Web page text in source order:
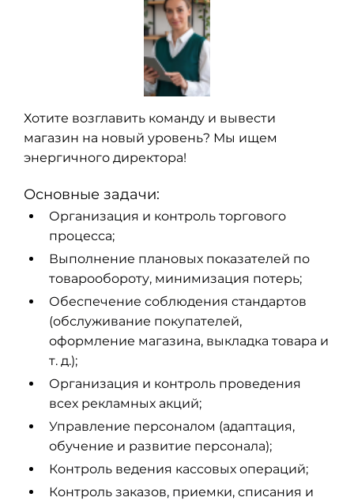
Хотите возглавить команду и вывести
магазин на новый уровень? Мы ищем
энергичного директора!
Основные задачи:
Организация и контроль торгового
процесса;
Выполнение плановых показателей по
товарообороту, минимизация потерь;
Обеспечение соблюдения стандартов
(обслуживание покупателей,
оформление магазина, выкладка товара и
т. д.);
Организация и контроль проведения
всех рекламных акций;
Управление персоналом (адаптация,
обучение и развитие персонала);
Контроль ведения кассовых операций;
Контроль заказов, приемки, списания и